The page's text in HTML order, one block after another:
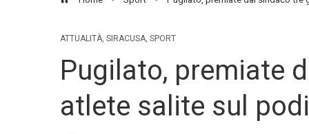
ATTUALITÀ, SIRACUSA, SPORT
Pugilato, premiate
atlete salite sul